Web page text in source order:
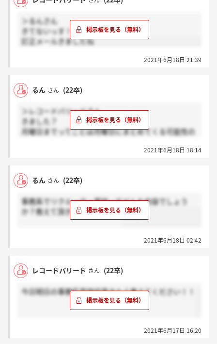
＞るんさん
きてないっす！
訂正メールきましたね
2021年6月18日 21:39
るん さん (22卒)
＞レコードバリードさん
きました？
月曜日までってことは月曜日にまとめてくる可能性の
2021年6月18日 18:14
るん さん (22卒)
事務系でリクルーター面談ってどんな内容でしょう
か？教えて頂きたいです、、！
2021年6月18日 02:42
レコードバリード さん (22卒)
今日明日の事務系面接結果きたら教えてください！！
2021年6月17日 16:20